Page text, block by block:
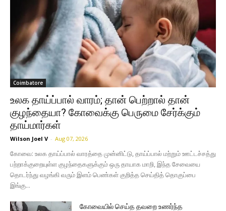
Coimbatore
உலக தாய்ப்பால் வாரம்; தான் பெற்றால் தான்
குழந்தையா? கோவைக்கு பெருமை சேர்க்கும்
தாய்மார்கள்
Wilson Joel V - Aug 07, 2026
கோவை: உலக தாய்ப்பால் வாரத்தை முன்னிட்டு, தாய்ப்பால் மற்றும் ஊட்டச்சத்து
பற்றாக்குறையுள்ள குழந்தைகளுக்கும் ஒரு தாயாக மாறி, இந்த சேவையை
தொடர்ந்து வழங்கி வரும் இளம் பெண்கள் குறித்த செய்தித் தொகுப்பை
இங்கு...
கோவையில் செய்த தவறை உணர்ந்த